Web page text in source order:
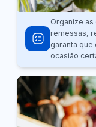
Organize
remessas,
garanta que
ocasião